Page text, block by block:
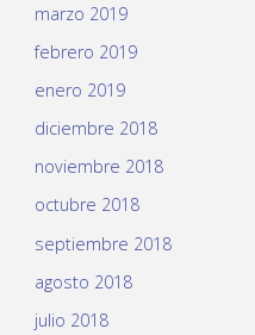
marzo 2019
febrero 2019
enero 2019
diciembre 2018
noviembre 2018
octubre 2018
septiembre 2018
agosto 2018
julio 2018